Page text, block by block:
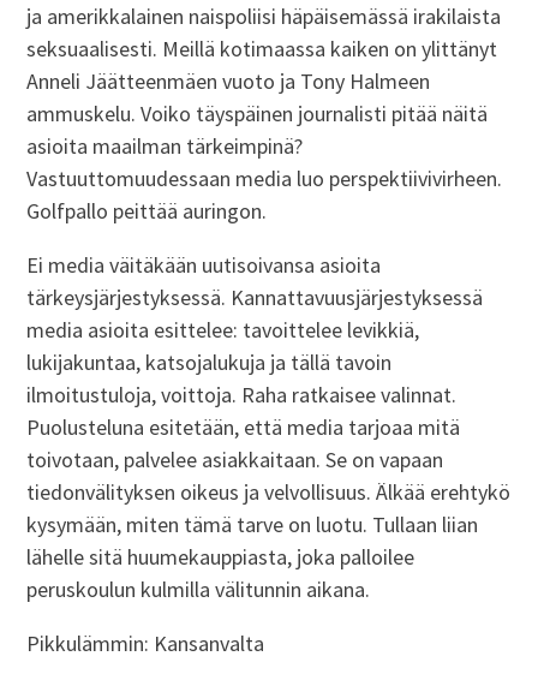
ja amerikkalainen naispoliisi häpäisemässä irakilaista
seksuaalisesti. Meillä kotimaassa kaiken on ylittänyt
Anneli Jäätteenmäen vuoto ja Tony Halmeen
ammuskelu. Voiko täyspäinen journalisti pitää näitä
asioita maailman tärkeimpinä?
Vastuuttomuudessaan media luo perspektiivivirheen.
Golfpallo peittää auringon.
Ei media väitäkään uutisoivansa asioita
tärkeysjärjestyksessä. Kannattavuusjärjestyksessä
media asioita esittelee: tavoittelee levikkiä,
lukijakuntaa, katsojalukuja ja tällä tavoin
ilmoitustuloja, voittoja. Raha ratkaisee valinnat.
Puolusteluna esitetään, että media tarjoaa mitä
toivotaan, palvelee asiakkaitaan. Se on vapaan
tiedonvälityksen oikeus ja velvollisuus. Älkää erehtykö
kysymään, miten tämä tarve on luotu. Tullaan liian
lähelle sitä huumekauppiasta, joka palloilee
peruskoulun kulmilla välitunnin aikana.
Pikkulämmin: Kansanvalta